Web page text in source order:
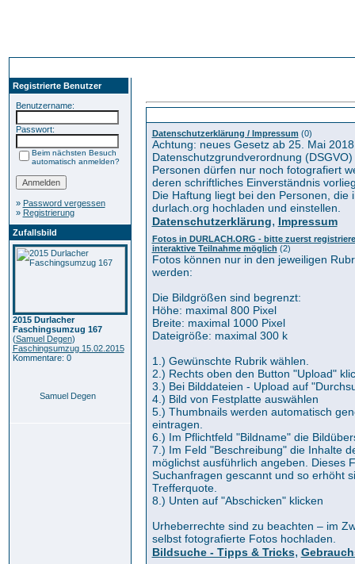
Registrierte Benutzer
Benutzername:
Passwort:
Beim nächsten Besuch
automatisch anmelden?
» Password vergessen
» Registrierung
Zufallsbild
2015 Durlacher
Faschingsumzug 167
(Samuel Degen)
Faschingsumzug 15.02.2015
Kommentare: 0
Samuel Degen
Datenschutzerklärung / Impressum (0)
Achtung: neues Gesetz ab 25. Mai 2018
Datenschutzgrundverordnung (DSGVO)
Personen dürfen nur noch fotografiert
deren schriftliches Einverständnis
Die Haftung liegt bei den Personen, die
durlach.org hochladen und einstellen.
Datenschutzerklärung, Impressum
Fotos in DURLACH.ORG - bitte zuerst
interaktive Teilnahme möglich (2)
Fotos können nur in den jeweiligen
werden:
Die Bildgrößen sind begrenzt:
Höhe: maximal 800 Pixel
Breite: maximal 1000 Pixel
Dateigröße: maximal 300 k
1.) Gewünschte Rubrik wählen.
2.) Rechts oben den Button "Upload"
3.) Bei Bilddateien - Upload auf
4.) Bild von Festplatte auswählen
5.) Thumbnails werden automatisch
eintragen.
6.) Im Pflichtfeld "Bildname" die
7.) Im Feld "Beschreibung" die Inhalte
möglichst ausführlich angeben. Dieses
Suchanfragen gescannt und so erhöht
Trefferquote.
8.) Unten auf "Abschicken" klicken
Urheberrechte sind zu beachten – im
selbst fotografierte Fotos hochladen.
Bildsuche - Tipps & Tricks,